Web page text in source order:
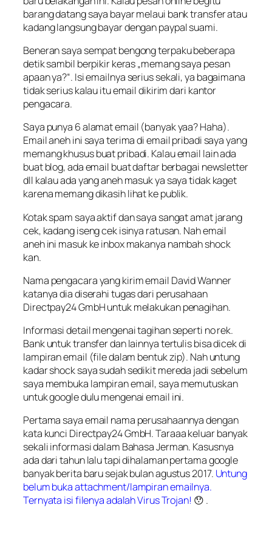
barang datang saya bayar melaui bank transfer atau
kadang langsung bayar dengan paypal suami.
Beneran saya sempat bengong terpaku beberapa
detik sambil berpikir keras „memang saya pesan
apaan ya?“. Isi emailnya serius sekali, ya bagaimana
tidak serius kalau itu email dikirim dari kantor
pengacara.
Saya punya 6 alamat email (banyak yaa? Haha).
Email aneh ini saya terima di email pribadi saya yang
memang khusus buat pribadi. Kalau email lain ada
buat blog, ada email buat daftar berbagai newsletter
dll kalau ada yang aneh masuk ya saya tidak kaget
karena memang dikasih lihat ke publik.
Kotak spam saya aktif dan saya sangat amat jarang
cek, kadang iseng cek isinya ratusan. Nah email
aneh ini masuk ke inbox makanya nambah shock
kan.
Nama pengacara yang kirim email David Wanner
katanya dia diserahi tugas dari perusahaan
Directpay24 GmbH untuk melakukan penagihan.
Informasi detail mengenai tagihan seperti no rek.
Bank untuk transfer dan lainnya tertulis bisa dicek di
lampiran email (file dalam bentuk zip). Nah untung
kadar shock saya sudah sedikit mereda jadi sebelum
saya membuka lampiran email, saya memutuskan
untuk google dulu mengenai email ini.
Pertama saya email nama perusahaannya dengan
kata kunci Directpay24 GmbH. Taraaa keluar banyak
sekali informasi dalam Bahasa Jerman. Kasusnya
ada dari tahun lalu tapi dihalaman pertama google
banyak berita baru sejak bulan agustus 2017. Untung
belum buka attachment/lampiran emailnya.
Ternyata isi filenya adalah Virus Trojan! 😯 .